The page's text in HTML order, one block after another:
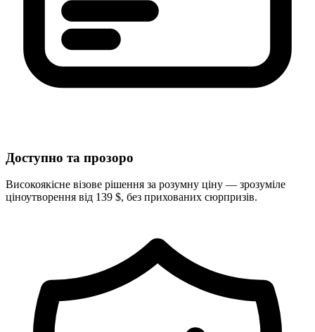
Доступно та прозоро
Високоякісне візове рішення за розумну ціну — зрозуміле
ціноутворення від 139 $, без прихованих сюрпризів.